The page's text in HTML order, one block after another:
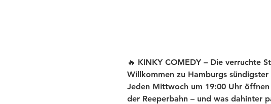
🔥 KINKY COMEDY – Die verruchte
Willkommen zu Hamburgs sündigster
Jeden Mittwoch um 19:00 Uhr
der Reeperbahn – und was dahinter